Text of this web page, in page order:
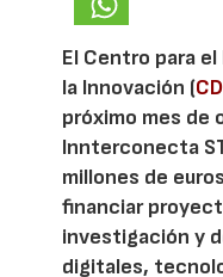
El Centro para
la Innovación (
próximo mes de
Innterconecta
millones de
financiar
investigación y
digitales,